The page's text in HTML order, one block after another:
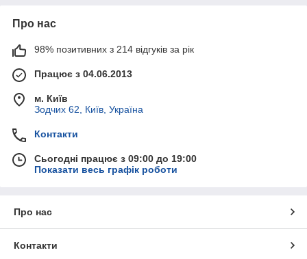
Про нас
98% позитивних з 214 відгуків за рік
Працює з 04.06.2013
м. Київ
Зодчих 62, Київ, Україна
Контакти
Сьогодні працює з 09:00 до 19:00
Показати весь графік роботи
Про нас
Контакти